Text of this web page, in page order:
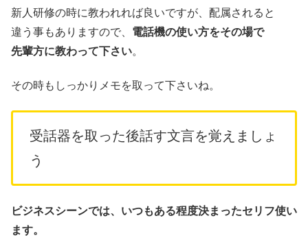
新人研修の時に教われれば良いですが、配属されると
違う事もありますので、 電話機の使い方をその場で
先輩方に教わって下さい。
その時もしっかりメモを取って下さいね。
受話器を取った後話す文言を覚えましょ
う
ビジネスシーンでは、いつもある程度決まったセリフ使い
ます。